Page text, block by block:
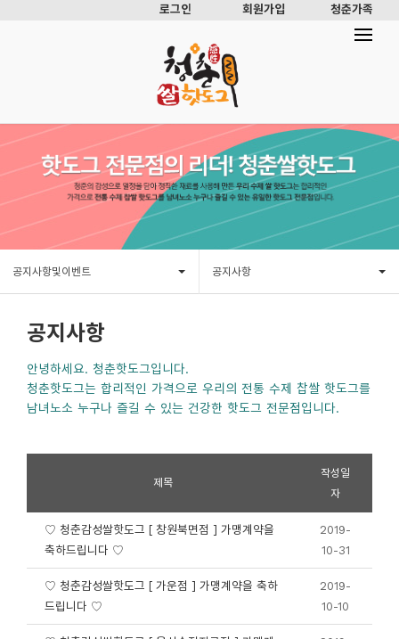
로그인 회원가입 청춘가족
공지사항및이벤트 공지사항
공지사항
안녕하세요. 청춘핫도그입니다.
청춘핫도그는 합리적인 가격으로 우리의 전통 수제 찹쌀 핫도그를
남녀노소 누구나 즐길 수 있는 건강한 핫도그 전문점입니다.
제목
작성일
자
♡ 청춘감성쌀핫도그 [ 창원북면점 ] 가맹계약을
축하드립니다 ♡
2019-
10-31
♡ 청춘감성쌀핫도그 [ 가운점 ] 가맹계약을 축하
드립니다 ♡
2019-
10-10